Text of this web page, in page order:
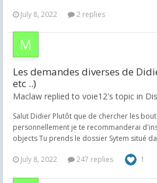
July 8, 2022
2 replies
Les demandes diverses de
etc ..)
Maclaw replied to voie12's topic in
Salut Didier Plutôt que de chercher les
personnellement je te recommanderai
objects Tu prends le dossier Sytem situé
July 8, 2022 247 replies 1